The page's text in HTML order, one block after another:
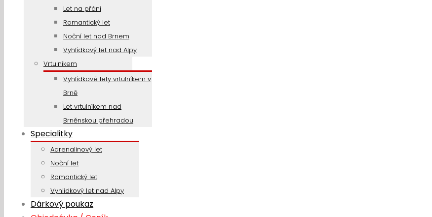
Let na přání
Romantický let
Noční let nad Brnem
Vyhlídkový let nad Alpy
Vrtulníkem
Vyhlídkové lety vrtulníkem v
Brně
Let vrtulníkem nad
Brněnskou přehradou
Specialitky
Adrenalinový let
Noční let
Romantický let
Vyhlídkový let nad Alpy
Dárkový poukaz